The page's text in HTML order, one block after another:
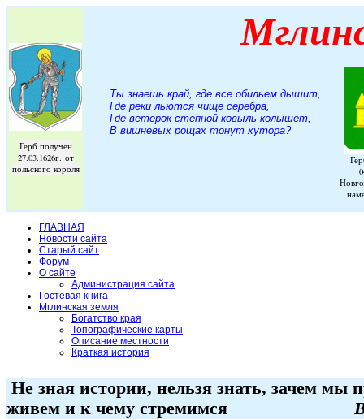
Герб получен
27.03.1626г. от
польского короля
Ты знаешь край, где все обильем дышит,
Где реки льются чище серебра,
Где ветерок степной ковыль колышет,
В вишневых рощах тонут хутора?
ГЛАВНАЯ
Новости сайта
Старый сайт
Форум
О сайте
Администрация сайта
Гостевая книга
Мглинская земля
Богатство края
Топографические карты
Описание местности
Краткая история
Не зная истории, нельзя знать, зачем мы
живем и к чему стремимся